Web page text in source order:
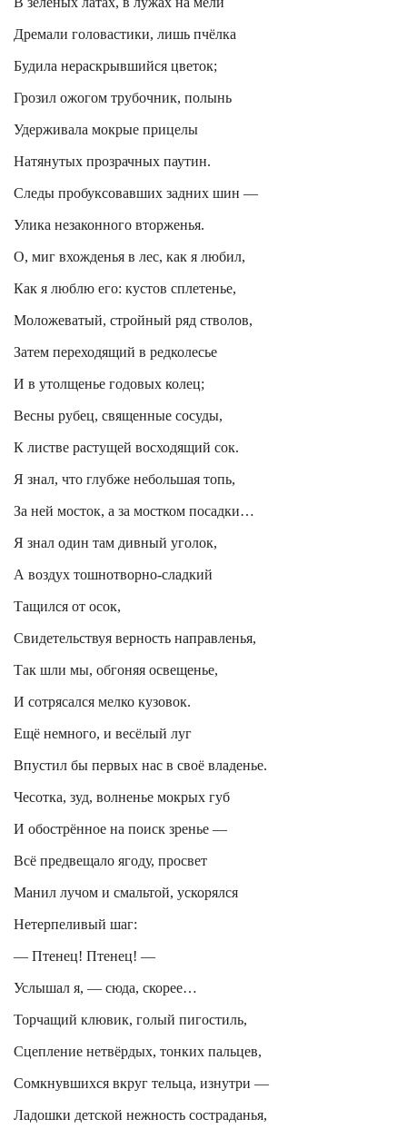
Дремали головастики, лишь пчёлка
Будила нераскрывшийся цветок;
Грозил ожогом трубочник, полынь
Удерживала мокрые прицелы
Натянутых прозрачных паутин.
Следы пробуксовавших задних шин —
Улика незаконного вторженья.
О, миг вхожденья в лес, как я любил,
Как я люблю его: кустов сплетенье,
Моложеватый, стройный ряд стволов,
Затем переходящий в редколесье
И в утолщенье годовых колец;
Весны рубец, священные сосуды,
К листве растущей восходящий сок.
Я знал, что глубже небольшая топь,
За ней мосток, а за мостком посадки…
Я знал один там дивный уголок,
А воздух тошнотворно-сладкий
Тащился от осок,
Свидетельствуя верность направленья,
Так шли мы, обгоняя освещенье,
И сотрясался мелко кузовок.
Ещё немного, и весёлый луг
Впустил бы первых нас в своё владенье.
Чесотка, зуд, волненье мокрых губ
И обострённое на поиск зренье —
Всё предвещало ягоду, просвет
Манил лучом и смальтой, ускорялся
Нетерпеливый шаг:
— Птенец! Птенец! —
Услышал я, — сюда, скорее…
Торчащий клювик, голый пигостиль,
Сцепление нетвёрдых, тонких пальцев,
Сомкнувшихся вкруг тельца, изнутри —
Ладошки детской нежность состраданья,